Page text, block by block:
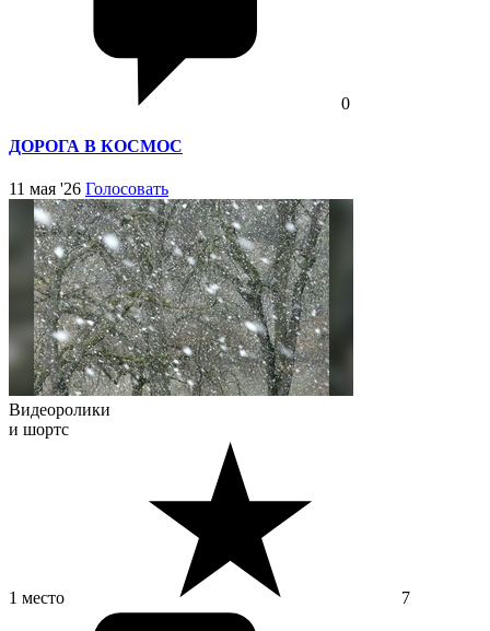
0
ДОРОГА В КОСМОС
11 мая '26 Голосовать
Видеоролики
и шортс
1 место 7